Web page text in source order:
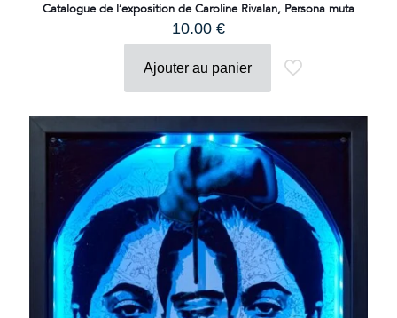
Catalogue de l’exposition de Caroline Rivalan, Persona muta
10.00 €
Ajouter au panier